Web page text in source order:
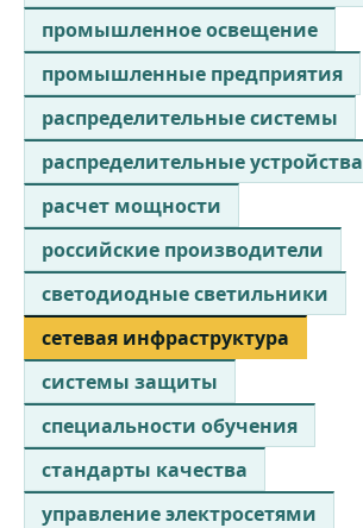
промышленное освещение
промышленные предприятия
распределительные системы
распределительные устройства
расчет мощности
российские производители
светодиодные светильники
сетевая инфраструктура
системы защиты
специальности обучения
стандарты качества
управление электросетями